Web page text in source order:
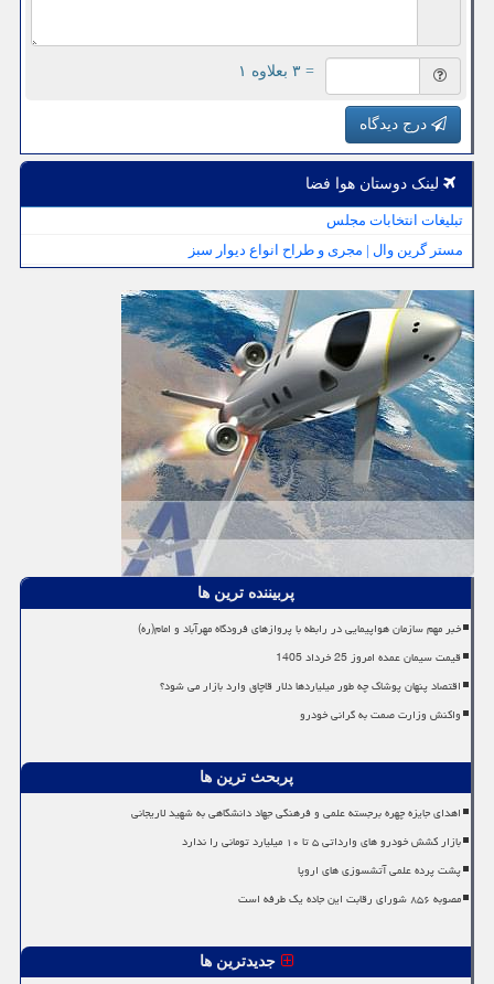
= ۳ بعلاوه ۱
درج دیدگاه
لینک دوستان هوا فضا
تبلیغات انتخابات مجلس
مستر گرین وال | مجری و طراح انواع دیوار سبز
پربیننده ترین ها
خبر مهم سازمان هواپیمایی در رابطه با پروازهای فرودگاه مهرآباد و امام(ره)
قیمت سیمان عمده امروز 25 خرداد 1405
اقتصاد پنهان پوشاک چه طور میلیاردها دلار قاچاق وارد بازار می شود؟
واکنش وزارت صمت به گرانی خودرو
پربحث ترین ها
اهدای جایزه چهره برجسته علمی و فرهنگی جهاد دانشگاهی به شهید لاریجانی
بازار کشش خودرو های وارداتی ۵ تا ۱۰ میلیارد تومانی را ندارد
پشت پرده علمی آتشسوزی های اروپا
مصوبه ۸۵۶ شورای رقابت این جاده یک طرفه است
جدیدترین ها